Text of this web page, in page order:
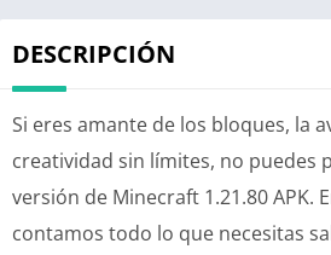
DESCRIPCIÓN
Si eres amante de los bloques, la
creatividad sin límites, no puedes
versión de Minecraft 1.21.80 APK.
contamos todo lo que necesitas